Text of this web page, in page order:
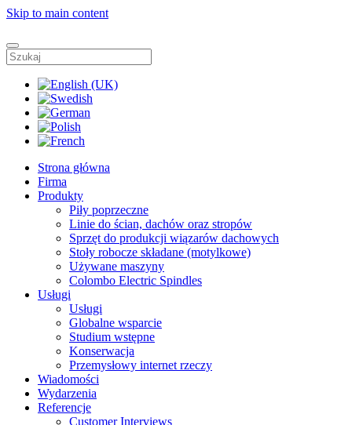
Skip to main content
Strona główna
Firma
Produkty
Piły poprzeczne
Linie do ścian, dachów oraz stropów
Sprzęt do produkcji wiązarów dachowych
Stoły robocze składane (motylkowe)
Używane maszyny
Colombo Electric Spindles
Usługi
Usługi
Globalne wsparcie
Studium wstępne
Konserwacja
Przemysłowy internet rzeczy
Wiadomości
Wydarzenia
Referencje
Customer Interviews